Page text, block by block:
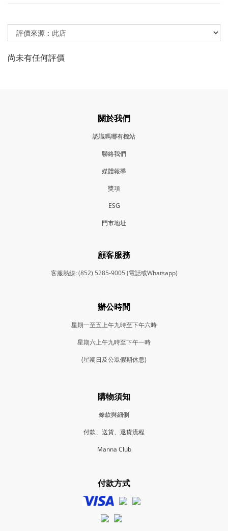
尚未有任何評價
關於我們
認識嗎哪有機站
聯絡我們
媒體報導
獎項
ESG
門市地址
顧客服務
客服熱線: (852) 5285-9005 (電話或Whatsapp)
辦公時間
星期一至五上午九時至下午六時
星期六上午九時至下午一時
(星期日及公眾假期休息)
購物須知
條款與細側
付款、送貨、退貨流程
Manna Club
付款方式